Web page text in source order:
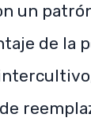
un
de la